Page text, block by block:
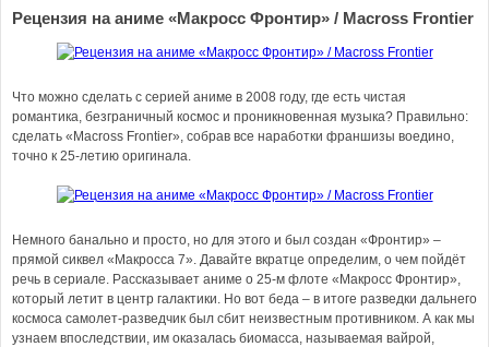
Рецензия на аниме «Макросс Фронтир» / Macross Frontier
Что можно сделать с серией аниме в 2008 году, где есть чистая
романтика, безграничный космос и проникновенная музыка? Правильно:
сделать «Macross Frontier», собрав все наработки франшизы воедино,
точно к 25-летию оригинала.
Немного банально и просто, но для этого и был создан «Фронтир» –
прямой сиквел «Макросса 7». Давайте вкратце определим, о чем пойдёт
речь в сериале. Рассказывает аниме о 25-м флоте «Макросс Фронтир»,
который летит в центр галактики. Но вот беда – в итоге разведки дальнего
космоса самолет-разведчик был сбит неизвестным противником. А как мы
узнаем впоследствии, им оказалась биомасса, называемая вайрой,